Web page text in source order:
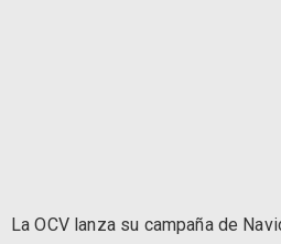
La OCV lanza su campaña de